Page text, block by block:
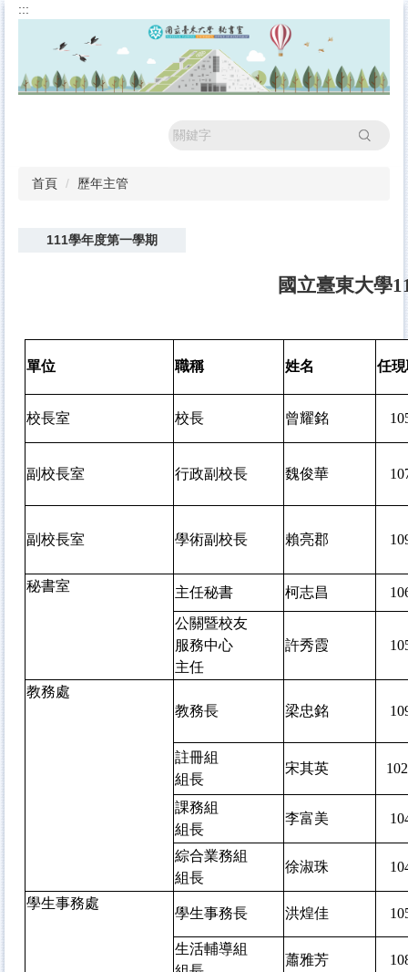
跳
內
:::
搜尋
首頁 歷年主管
111學年度第一學期
國立臺東大學
單位 職稱 姓名 任
校長室 校長 曾耀銘
副校長室 行政副校長 魏俊華
副校長室 學術副校長 賴亮郡
秘書室 主任秘書 柯志昌
公關暨校友
服務中心
主任
許秀霞
教務處
教務長
梁忠銘
註冊組
組長
宋其英
課務組
組長
李富美
綜合業務組
組長
徐淑珠
學生事務處
學生事務長 洪煌佳
生活輔導組
蕭雅芳